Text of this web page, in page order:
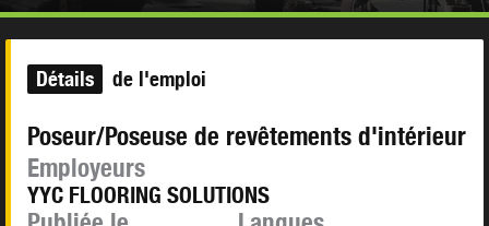
Détails de l'emploi
Poseur/Poseuse de revêtements d'intérieur
Employeurs
YYC FLOORING SOLUTIONS